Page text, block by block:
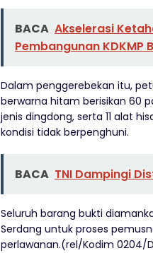
BACA Akselerasi
Pembangunan KDKMP
Dalam penggerebekan itu,
berwarna hitam berisikan 60
jenis dingdong, serta 11 alat
kondisi tidak berpenghuni.
BACA TNI Dampingi
Seluruh barang bukti
Serdang untuk proses
perlawanan.(rel/Kodim 0204/